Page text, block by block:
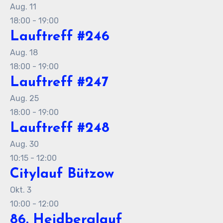
Aug. 11
18:00 - 19:00
Lauftreff #246
Aug. 18
18:00 - 19:00
Lauftreff #247
Aug. 25
18:00 - 19:00
Lauftreff #248
Aug. 30
10:15- 12:00
Citylauf Bützow
Okt. 3
10:00 - 12:00
86. Heidberglauf